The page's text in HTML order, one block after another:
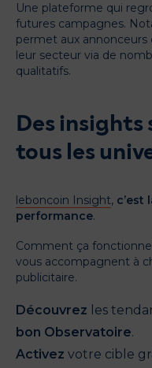
Une plateforme qui
futures campagnes.
permet aux annonceurs
leur secteur via de
qualitatifs.
Des
tous les
leboncoin Insight, c’est
performance.
Comment ça
vous accompagnent à
publicitaire.
Découvrez les
bon Observatoire.
Activez votre cible